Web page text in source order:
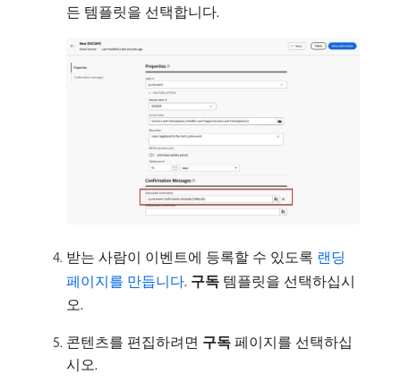
든 템플릿을 선택합니다.
받는 사람이 이벤트에 등록할 수 있도록 랜딩
페이지를 만듭니다. 구독 템플릿을 선택하십시
오.
콘텐츠를 편집하려면 구독 페이지를 선택하십
시오.